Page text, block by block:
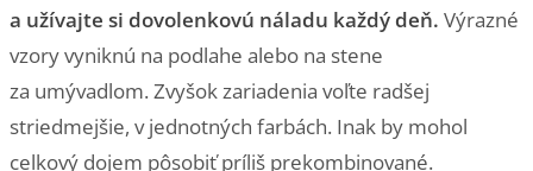
a užívajte si dovolenkovú náladu každý deň. Výrazné
vzory vyniknú na podlahe alebo na stene
za umývadlom. Zvyšok zariadenia voľte radšej
striedmejšie, v jednotných farbách. Inak by mohol
celkový dojem pôsobiť príliš prekombinované.